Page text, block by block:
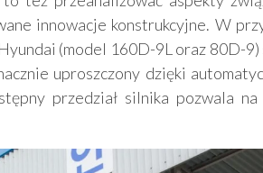
innowacje konstrukcyjne. W
(model 160D-9L oraz 80D-
uproszczony dzięki
przedział silnika pozwala na